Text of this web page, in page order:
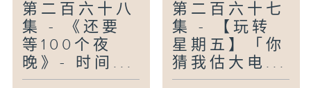
第二百六十八
集 - 《还要
等100个夜
晚》- 时间...
第二百六十七
集 - 【玩转
星期五】「你
猜我估大电...